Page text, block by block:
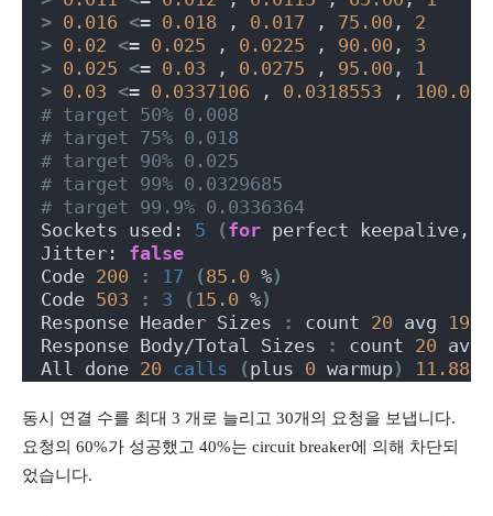
> 0.016 <= 0.018 , 0.017 , 75.00 , 2
> 0.02 <= 0.025 , 0.0225 , 90.00 , 3
> 0.025 <= 0.03 , 0.0275 , 95.00 , 1
> 0.03 <= 0.0337106 , 0.0318553 , 100.00
# target 50% 0.008
# target 75% 0.018
# target 90% 0.025
# target 99% 0.0329685
# target 99.9% 0.0336364
Sockets used: 5 (for perfect keepalive,
Jitter: false
Code 200 : 17 (85.0 %)
Code 503 : 3 ( 15.0 %)
Response Header Sizes
: count 20 avg
Response Body/Total Sizes
: count 20 avg
All done 20 calls (plus 0 warmup) 11.880
동시 연결 수를 최대 3 개로 늘리고 30개의 요청을 보냅니다.
요청의 60%가 성공했고 40%는 circuit breaker에 의해 차단되
었습니다.